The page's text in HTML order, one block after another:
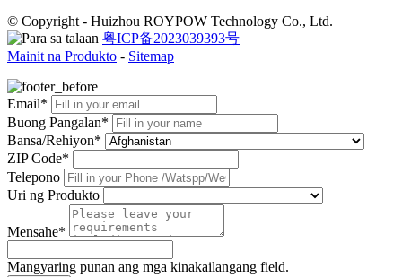
© Copyright - Huizhou ROYPOW Technology Co., Ltd.
粤ICP备2023039393号
Mainit na Produkto - Sitemap
Email*
Buong Pangalan*
Bansa/Rehiyon*
ZIP Code*
Telepono
Uri ng Produkto
Mensahe*
Mangyaring punan ang mga kinakailangang field.